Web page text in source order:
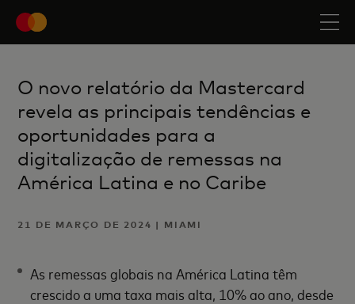
O novo relatório da Mastercard
revela as principais tendências e
oportunidades para a
digitalização de remessas na
América Latina e no Caribe
21 DE MARÇO DE 2024 | MIAMI
As remessas globais na América Latina têm
crescido a uma taxa mais alta, 10% ao ano, desde